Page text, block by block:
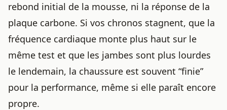
rebond initial de la mousse, ni la réponse de la
plaque carbone. Si vos chronos stagnent, que la
fréquence cardiaque monte plus haut sur le
même test et que les jambes sont plus lourdes
le lendemain, la chaussure est souvent “finie”
pour la performance, même si elle paraît encore
propre.